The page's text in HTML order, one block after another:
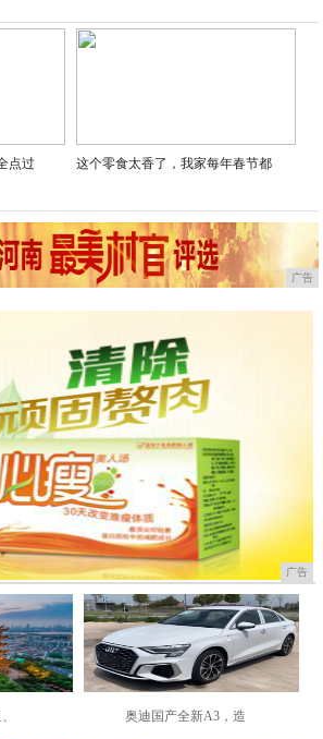
2020-10-26
点过 这个零食太香了，我家每年春节都
广告
广告
奥迪国产全新A3，造